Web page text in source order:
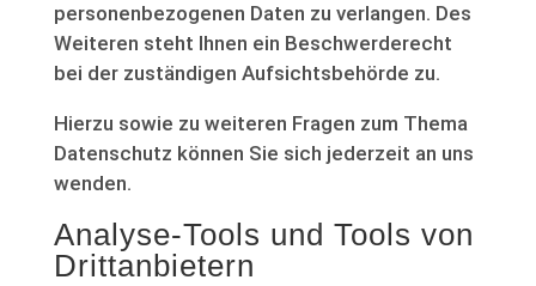
personenbezogenen Daten zu verlangen. Des
Weiteren steht Ihnen ein Beschwerderecht
bei der zuständigen Aufsichtsbehörde zu.
Hierzu sowie zu weiteren Fragen zum Thema
Datenschutz können Sie sich jederzeit an uns
wenden.
Analyse-Tools und Tools von
Dritt­anbietern